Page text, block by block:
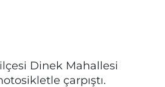
Dinek Mahallesi
çarpıştı.